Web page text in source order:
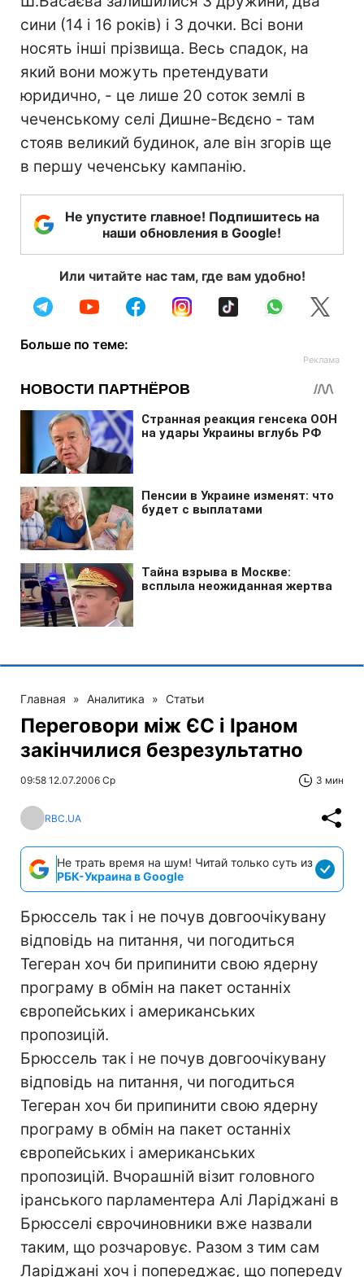
сини (14 і 16 років) і 3 дочки. Всі вони
носять інші прізвища. Весь спадок, на
який вони можуть претендувати
юридично, - це лише 20 соток землі в
чеченському селі Дишне-Вєдєно - там
стояв великий будинок, але він згорів ще
в першу чеченську кампанію.
Не упустите главное! Подпишитесь на
наши обновления в Google!
Или читайте нас там, где вам удобно!
Больше по теме:
Главная » Аналитика » Статьи
Переговори між ЄС і Іраном
закінчилися безрезультатно
09:58 12.07.2006 Ср 3 мин
RBC.UA
Не трать время на шум! Читай только суть из
РБК-Украина в Google
Брюссель так і не почув довгоочікувану
відповідь на питання, чи погодиться
Тегеран хоч би припинити свою ядерну
програму в обмін на пакет останніх
європейських і американських
пропозицій.
Брюссель так і не почув довгоочікувану
відповідь на питання, чи погодиться
Тегеран хоч би припинити свою ядерну
програму в обмін на пакет останніх
європейських і американських
пропозицій. Вчорашній візит головного
іранського парламентера Алі Ларіджані в
Брюсселі єврочиновники вже назвали
таким, що розчаровує. Разом з тим сам
Ларіджані хоч і попереджає, що попереду